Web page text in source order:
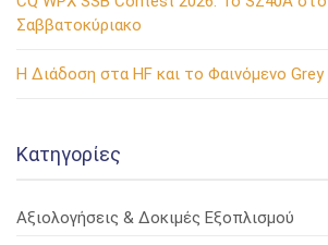
Σαββατοκύριακο
Η Διάδοση στα HF και το Φαινόμενο Grey
Kατηγορίες
Αξιολογήσεις & Δοκιμές Εξοπλισμού